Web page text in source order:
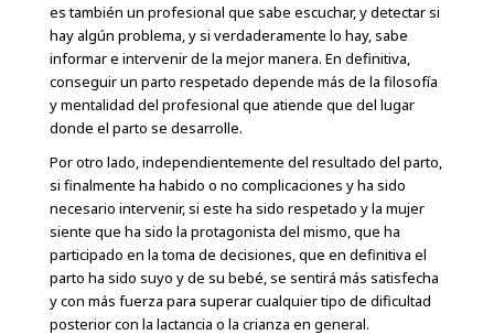
es también un profesional que sabe escuchar, y detectar si
hay algún problema, y si verdaderamente lo hay, sabe
informar e intervenir de la mejor manera. En definitiva,
conseguir un parto respetado depende más de la filosofía
y mentalidad del profesional que atiende que del lugar
donde el parto se desarrolle.
Por otro lado, independientemente del resultado del parto,
si finalmente ha habido o no complicaciones y ha sido
necesario intervenir, si este ha sido respetado y la mujer
siente que ha sido la protagonista del mismo, que ha
participado en la toma de decisiones, que en definitiva el
parto ha sido suyo y de su bebé, se sentirá más satisfecha
y con más fuerza para superar cualquier tipo de dificultad
posterior con la lactancia o la crianza en general.